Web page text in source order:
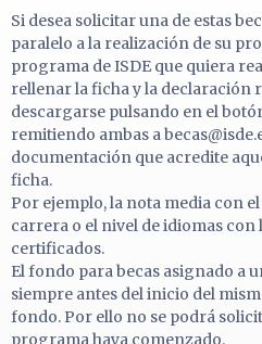
Si desea solicitar una de estas
paralelo a la realización de su
programa de ISDE que quiera
rellenar la ficha y la declaración
descargarse pulsando en el
remitiendo ambas a
documentación que acredite
ficha.
Por ejemplo, la nota media con
carrera o el nivel de idiomas
certificados.
El fondo para becas asignado a
siempre antes del inicio del
fondo. Por ello no se podrá